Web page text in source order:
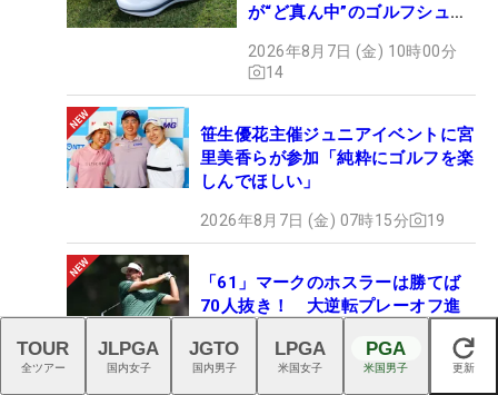
が“ど真ん中”のゴルフシュー
2026年8月7日 (金) 10時00分
14
笹生優花主催ジュニアイベントに宮
里美香らが参加「純粋にゴルフを楽
しんでほしい」
2026年8月7日 (金) 07時15分 19
「61」マークのホスラーは勝てば
70人抜き！ 大逆転プレーオフ進
2026年8月7日 (金) 11時30分
閉じる
TOUR
全ツアー
JLPGA
国内女子
JGTO
国内男子
LPGA
米国女子
PGA
米国男子 更新